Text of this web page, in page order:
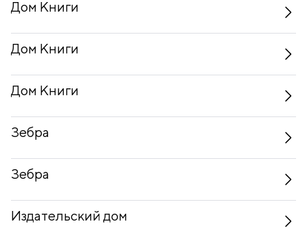
Дом Книги
Дом Книги
Дом Книги
Зебра
Зебра
Издательский дом